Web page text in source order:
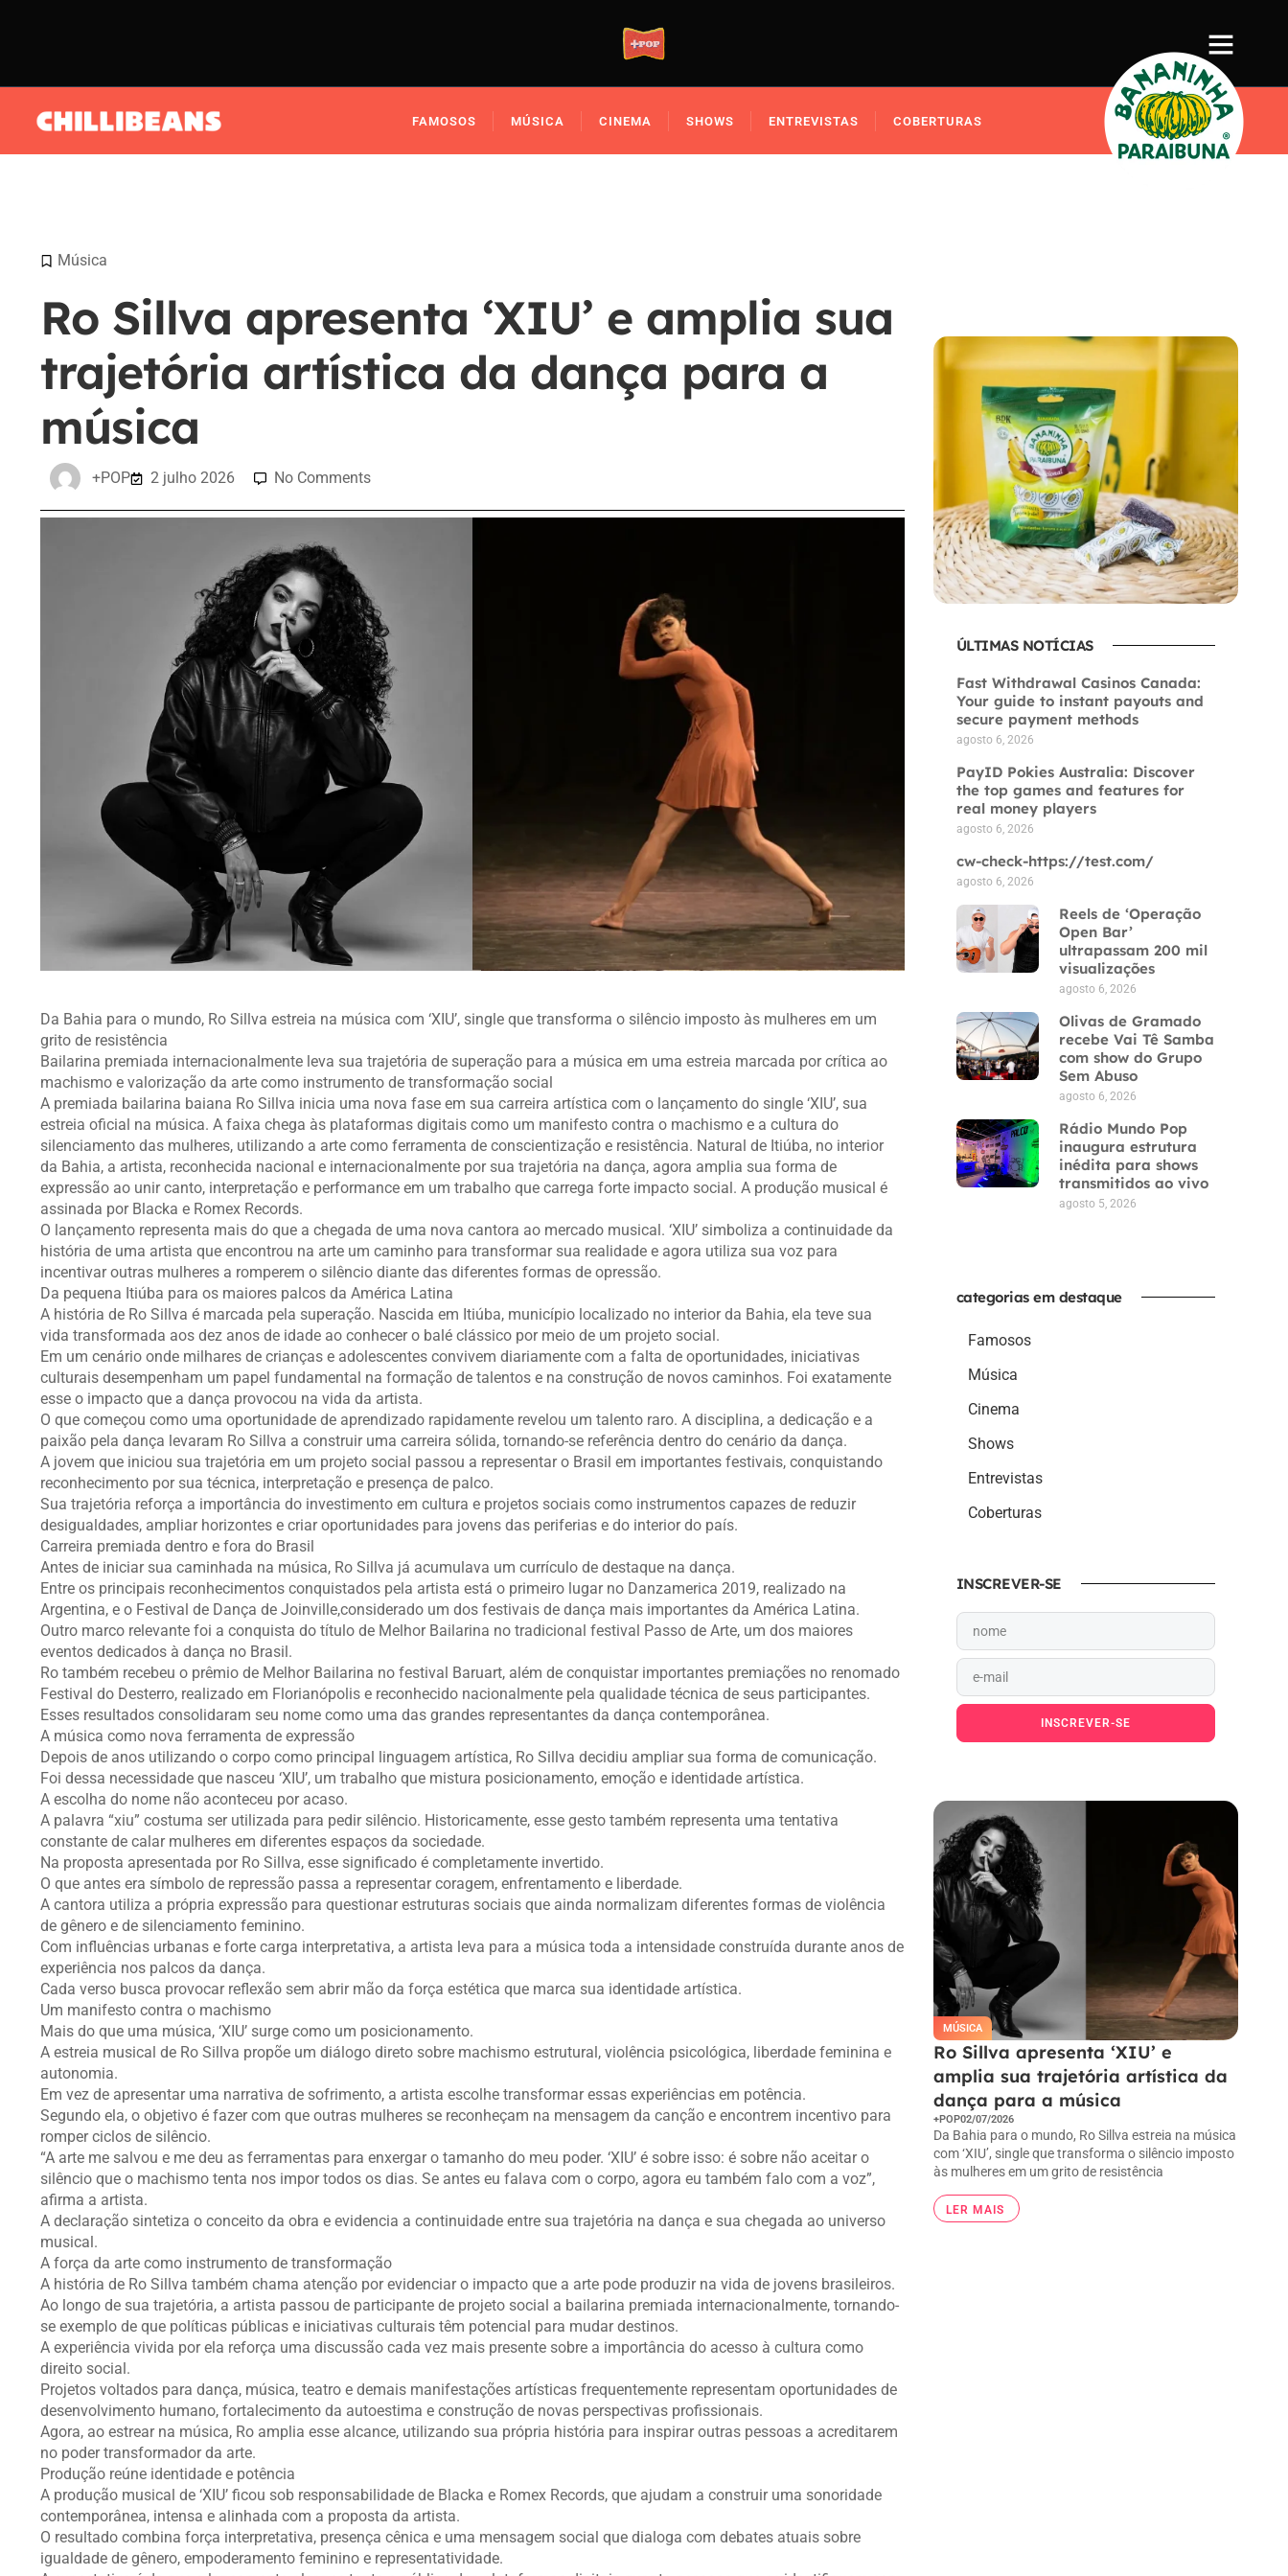
FAMOSOS MÚSICA CINEMA SHOWS ENTREVISTAS COBERTURAS
Música
Ro Sillva apresenta ‘XIU’ e amplia sua
trajetória artística da dança para a
música
+POP 2 julho 2026 No Comments
Da Bahia para o mundo, Ro Sillva estreia na música com ‘XIU’, single que transforma o silêncio imposto às mulheres em um
grito de resistência
Bailarina premiada internacionalmente leva sua trajetória de superação para a música em uma estreia marcada por crítica ao
machismo e valorização da arte como instrumento de transformação social
A premiada bailarina baiana Ro Sillva inicia uma nova fase em sua carreira artística com o lançamento do single ‘XIU’, sua
estreia oficial na música. A faixa chega às plataformas digitais como um manifesto contra o machismo e a cultura do
silenciamento das mulheres, utilizando a arte como ferramenta de conscientização e resistência. Natural de Itiúba, no interior
da Bahia, a artista, reconhecida nacional e internacionalmente por sua trajetória na dança, agora amplia sua forma de
expressão ao unir canto, interpretação e performance em um trabalho que carrega forte impacto social. A produção musical é
assinada por Blacka e Romex Records.
O lançamento representa mais do que a chegada de uma nova cantora ao mercado musical. ‘XIU’ simboliza a continuidade da
história de uma artista que encontrou na arte um caminho para transformar sua realidade e agora utiliza sua voz para
incentivar outras mulheres a romperem o silêncio diante das diferentes formas de opressão.
Da pequena Itiúba para os maiores palcos da América Latina
A história de Ro Sillva é marcada pela superação. Nascida em Itiúba, município localizado no interior da Bahia, ela teve sua
vida transformada aos dez anos de idade ao conhecer o balé clássico por meio de um projeto social.
Em um cenário onde milhares de crianças e adolescentes convivem diariamente com a falta de oportunidades, iniciativas
culturais desempenham um papel fundamental na formação de talentos e na construção de novos caminhos. Foi exatamente
esse o impacto que a dança provocou na vida da artista.
O que começou como uma oportunidade de aprendizado rapidamente revelou um talento raro. A disciplina, a dedicação e a
paixão pela dança levaram Ro Sillva a construir uma carreira sólida, tornando-se referência dentro do cenário da dança.
A jovem que iniciou sua trajetória em um projeto social passou a representar o Brasil em importantes festivais, conquistando
reconhecimento por sua técnica, interpretação e presença de palco.
Sua trajetória reforça a importância do investimento em cultura e projetos sociais como instrumentos capazes de reduzir
desigualdades, ampliar horizontes e criar oportunidades para jovens das periferias e do interior do país.
Carreira premiada dentro e fora do Brasil
Antes de iniciar sua caminhada na música, Ro Sillva já acumulava um currículo de destaque na dança.
Entre os principais reconhecimentos conquistados pela artista está o primeiro lugar no Danzamerica 2019, realizado na
Argentina, e o Festival de Dança de Joinville,considerado um dos festivais de dança mais importantes da América Latina.
Outro marco relevante foi a conquista do título de Melhor Bailarina no tradicional festival Passo de Arte, um dos maiores
eventos dedicados à dança no Brasil.
Ro também recebeu o prêmio de Melhor Bailarina no festival Baruart, além de conquistar importantes premiações no renomado
Festival do Desterro, realizado em Florianópolis e reconhecido nacionalmente pela qualidade técnica de seus participantes.
Esses resultados consolidaram seu nome como uma das grandes representantes da dança contemporânea.
A música como nova ferramenta de expressão
Depois de anos utilizando o corpo como principal linguagem artística, Ro Sillva decidiu ampliar sua forma de comunicação.
Foi dessa necessidade que nasceu ‘XIU’, um trabalho que mistura posicionamento, emoção e identidade artística.
A escolha do nome não aconteceu por acaso.
A palavra “xiu” costuma ser utilizada para pedir silêncio. Historicamente, esse gesto também representa uma tentativa
constante de calar mulheres em diferentes espaços da sociedade.
Na proposta apresentada por Ro Sillva, esse significado é completamente invertido.
O que antes era símbolo de repressão passa a representar coragem, enfrentamento e liberdade.
A cantora utiliza a própria expressão para questionar estruturas sociais que ainda normalizam diferentes formas de violência
de gênero e de silenciamento feminino.
Com influências urbanas e forte carga interpretativa, a artista leva para a música toda a intensidade construída durante anos de
experiência nos palcos da dança.
Cada verso busca provocar reflexão sem abrir mão da força estética que marca sua identidade artística.
Um manifesto contra o machismo
Mais do que uma música, ‘XIU’ surge como um posicionamento.
A estreia musical de Ro Sillva propõe um diálogo direto sobre machismo estrutural, violência psicológica, liberdade feminina e
autonomia.
Em vez de apresentar uma narrativa de sofrimento, a artista escolhe transformar essas experiências em potência.
Segundo ela, o objetivo é fazer com que outras mulheres se reconheçam na mensagem da canção e encontrem incentivo para
romper ciclos de silêncio.
“A arte me salvou e me deu as ferramentas para enxergar o tamanho do meu poder. ‘XIU’ é sobre isso: é sobre não aceitar o
silêncio que o machismo tenta nos impor todos os dias. Se antes eu falava com o corpo, agora eu também falo com a voz”,
afirma a artista.
A declaração sintetiza o conceito da obra e evidencia a continuidade entre sua trajetória na dança e sua chegada ao universo
musical.
A força da arte como instrumento de transformação
A história de Ro Sillva também chama atenção por evidenciar o impacto que a arte pode produzir na vida de jovens brasileiros.
Ao longo de sua trajetória, a artista passou de participante de projeto social a bailarina premiada internacionalmente, tornando-
se exemplo de que políticas públicas e iniciativas culturais têm potencial para mudar destinos.
A experiência vivida por ela reforça uma discussão cada vez mais presente sobre a importância do acesso à cultura como
direito social.
Projetos voltados para dança, música, teatro e demais manifestações artísticas frequentemente representam oportunidades de
desenvolvimento humano, fortalecimento da autoestima e construção de novas perspectivas profissionais.
Agora, ao estrear na música, Ro amplia esse alcance, utilizando sua própria história para inspirar outras pessoas a acreditarem
no poder transformador da arte.
Produção reúne identidade e potência
A produção musical de ‘XIU’ ficou sob responsabilidade de Blacka e Romex Records, que ajudam a construir uma sonoridade
contemporânea, intensa e alinhada com a proposta da artista.
O resultado combina força interpretativa, presença cênica e uma mensagem social que dialoga com debates atuais sobre
igualdade de gênero, empoderamento feminino e representatividade.
ÚLTIMAS NOTÍCIAS
Fast Withdrawal Casinos Canada:
Your guide to instant payouts and
secure payment methods
agosto 6, 2026
PayID Pokies Australia: Discover
the top games and features for
real money players
agosto 6, 2026
cw-check-https://test.com/
agosto 6, 2026
Reels de ‘Operação
Open Bar’
ultrapassam 200 mil
visualizações
agosto 6, 2026
Olivas de Gramado
recebe Vai Tê Samba
com show do Grupo
Sem Abuso
agosto 6, 2026
Rádio Mundo Pop
inaugura estrutura
inédita para shows
transmitidos ao vivo
agosto 5, 2026
categorias em destaque
Famosos
Música
Cinema
Shows
Entrevistas
Coberturas
INSCREVER-SE
INSCREVER-SE
MÚSICA
Ro Sillva apresenta ‘XIU’ e
amplia sua trajetória artística da
dança para a música
+POP02/07/2026
Da Bahia para o mundo, Ro Sillva estreia na música
com ‘XIU’, single que transforma o silêncio imposto
às mulheres em um grito de resistência
LER MAIS